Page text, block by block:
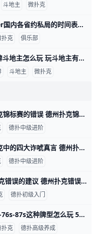
斗地主 微扑克
wepoker国内各省约私局的时间表，支持台湾、香港、澳门 WePoker（中文名：微扑克）是一个在线德州扑克平台，俱乐部提供各种级别的约局服务。WePoker的约私局时间表大致如下：本俱乐部支持台湾
扑克 俱乐部
扑克牌斗地主怎么玩 玩斗地主有哪些小技巧 斗地主游戏玩法指南 扑克牌斗地主是一种三人玩的争先型牌类游戏，每局牌有一个玩家是“地主”，独自对抗另两个组成同盟的玩家。斗地主玩法比较简单，发牌时，庄家先从牌堆
斗地主 微扑克
德州扑克锦标赛的错误 德州扑克锦标赛的错误 在小编接近10年的德扑生涯中，我见过太多位牌手在还没有真正享受德扑这项智力运动之前就陨落了，将他们德扑生涯中所犯的错误罗
德扑中级进阶
德州扑克中的四大诈唬真言 德州扑克中的四大诈唬真言 1. 对手错误会使你获得利益 要想不犯任何错误的打完一场扑克赛是不可能的，就算是一名长期盈利的扑克玩家也会在赛事中犯一些错
德扑中级进阶
德州扑克错误的建议 德州扑克错误的建议 无论是电竞选手还是扑克玩家，很多人总有那么个习惯——喜欢指出对手玩法上的缺点。当然，好的建议和忠告确实可以帮助你精进自己的
德扑初级入门
54s-76s-87s这种牌型怎么玩 54s-76s-87s这种牌型怎么玩 玩无限德扑的时候，小连牌这种牌型是我的心头好，当然，这些小连牌必然是同花的啦，比方说：7♣6♣、8♥7♥
克 德扑高级养成